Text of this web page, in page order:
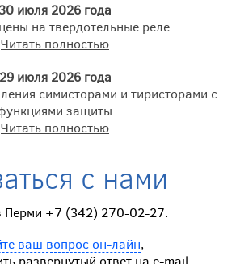
30 июля 2026 года
на твердотельные реле
Читать полностью
29 июля 2026 года
симисторами и тиристорами с
защиты
Читать полностью
с нами
Перми +7 (342) 270-02-27.
ваш вопрос он-лайн,
развернутый ответ на e-mail